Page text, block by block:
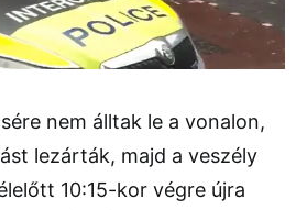
nem álltak le a vonalon,
lezárták, majd a veszély
10:15-kor végre újra